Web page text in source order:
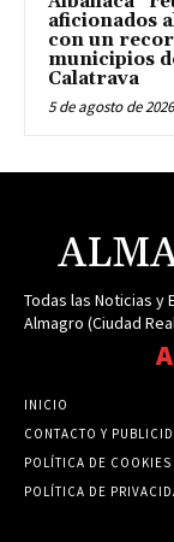
aficionados
con un
municipios
Calatrava
5 de agosto de 2026
Todas las Noticias y
Almagro (Ciudad
INICIO
CONTACTO Y
POLÍTICA DE COOKIES
POLÍTICA DE